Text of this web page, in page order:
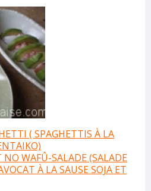
( SPAGHETTIS À LA
WAFÛ-SALADE (SALADE
À LA SAUSE SOJA ET